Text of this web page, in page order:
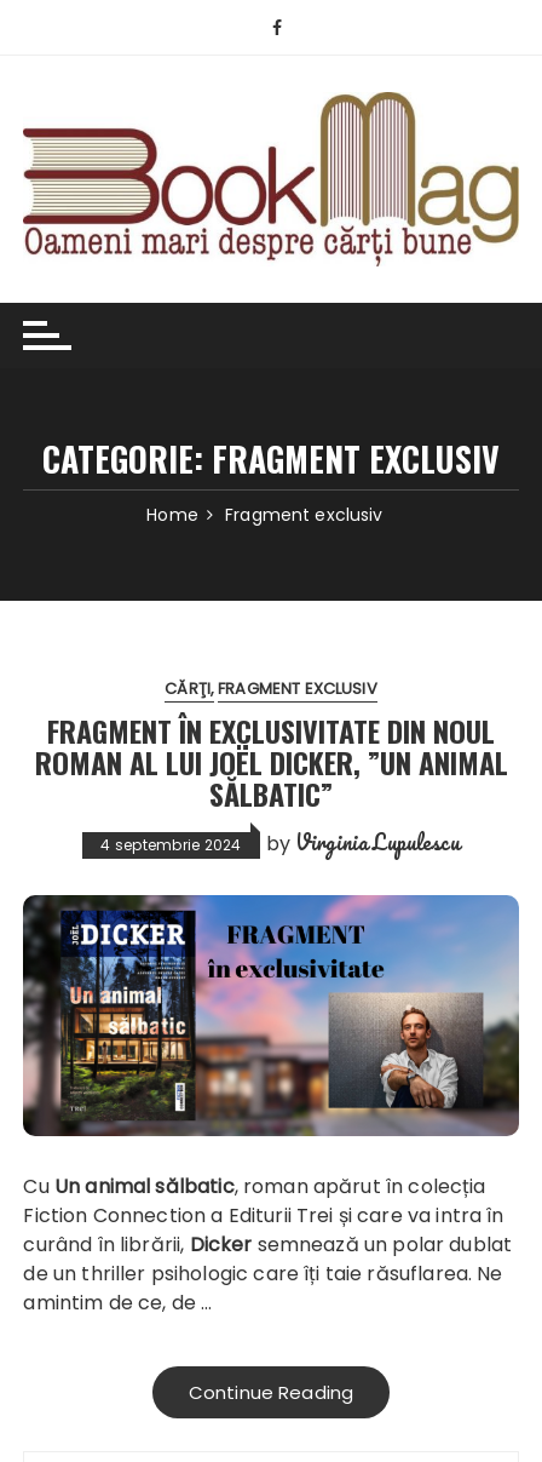
CATEGORIE: FRAGMENT EXCLUSIV
Home Fragment exclusiv
CĂRŢI FRAGMENT EXCLUSIV
FRAGMENT ÎN EXCLUSIVITATE DIN NOUL
ROMAN AL LUI JOËL DICKER, ”UN ANIMAL
SĂLBATIC”
4 septembrie 2024 by Virginia Lupulescu
Cu Un animal sălbatic, roman apărut în colecția
Fiction Connection a Editurii Trei și care va intra în
curând în librării, Dicker semnează un polar dublat
de un thriller psihologic care îți taie răsuflarea. Ne
amintim de ce, de …
Continue Reading